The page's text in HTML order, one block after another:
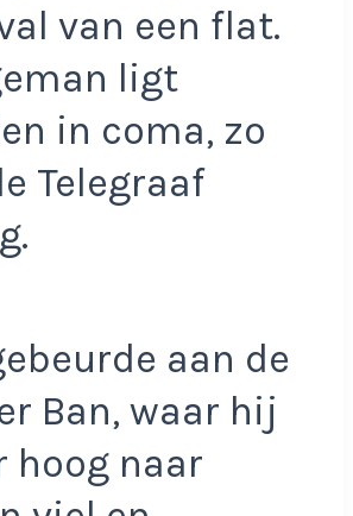
van een flat.
ligt
in coma, zo
Telegraaf
aan de
Ban, waar hij
hoog naar